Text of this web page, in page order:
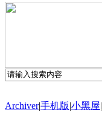
Archiver|手机版|小黑屋|